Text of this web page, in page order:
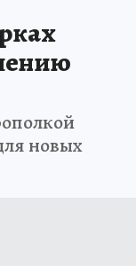
новых